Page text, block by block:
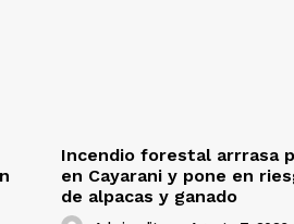
Incendio forestal arrrasa
en Cayarani y pone en
de alpacas y ganado